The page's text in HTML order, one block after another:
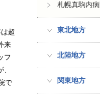
超
来
フ
で
札幌真駒内病
東北地方
北陸地方
関東地方